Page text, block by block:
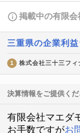
掲載中の有限会
三重県の企業利
1 株式会社三十三フ
決算情報をご提供く
有限会社マエダ
お手数ですがお